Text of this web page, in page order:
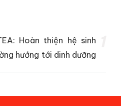
Hoàn thiện hệ sinh
hướng tới dinh dưỡng